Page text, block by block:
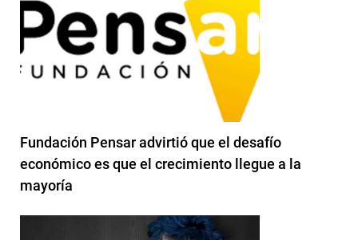
Fundación Pensar advirtió que el desafío
económico es que el crecimiento llegue a la
mayoría